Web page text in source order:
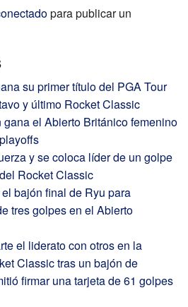
para publicar un
su primer título del PGA Tour
y último Rocket Classic
el Abierto Británico femenino
y ​​se coloca líder de un golpe
Rocket Classic
bajón final de Ryu para
tres golpes en el Abierto
el liderato con otros en la
Classic tras un bajón de
firmar una tarjeta de 61 golpes